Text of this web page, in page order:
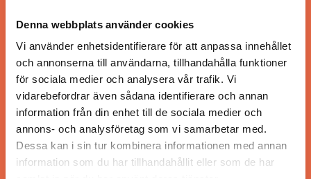
Denna webbplats använder cookies
Vi använder enhetsidentifierare för att anpassa innehållet
och annonserna till användarna, tillhandahålla funktioner
för sociala medier och analysera vår trafik. Vi
vidarebefordrar även sådana identifierare och annan
information från din enhet till de sociala medier och
annons- och analysföretag som vi samarbetar med.
Dessa kan i sin tur kombinera informationen med annan
information som du har tillhandahållit eller som de har
Tidningen ges ut avVisita
ANSVARIG UTGIVARE
Jonas Siljhammar
UPPHOVSRÄTT